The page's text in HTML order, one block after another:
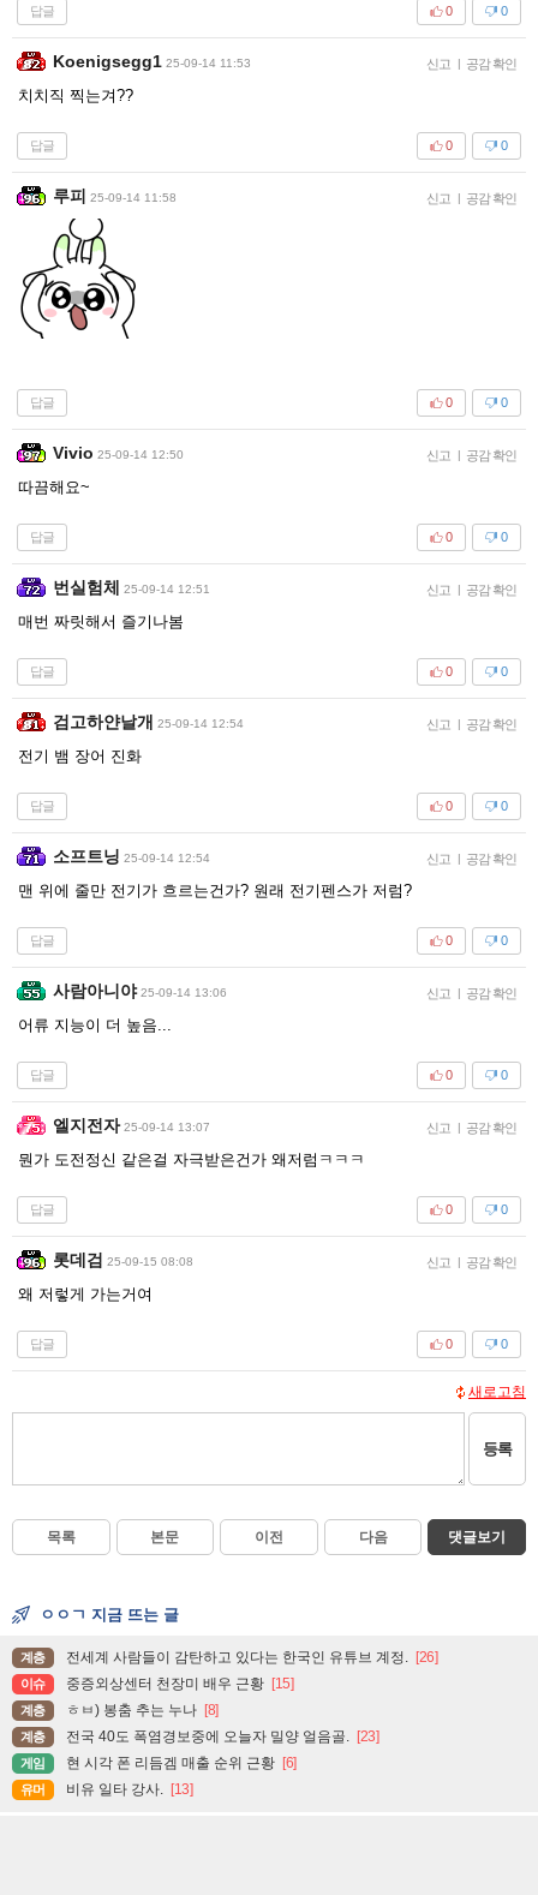
답글 0
0
Koenigsegg1 25-09-14 11:53 신고 | 공감 확인
치치직 찍는겨??
답글 0
0
루피 25-09-14 11:58 신고 | 공감 확인
답글 0
0
Vivio 25-09-14 12:50 신고 | 공감 확인
따끔해요~
답글 0
0
번실험체 25-09-14 12:51 신고 | 공감 확인
매번 짜릿해서 즐기나봄
답글 0
0
검고하얀날개 25-09-14 12:54 신고 | 공감 확인
전기 뱀 장어 진화
답글 0
0
소프트닝 25-09-14 12:54 신고 | 공감 확인
맨 위에 줄만 전기가 흐르는건가? 원래 전기펜스가 저럼?
답글 0
0
사람아니야 25-09-14 13:06 신고 | 공감 확인
어류 지능이 더 높음...
답글 0
0
엘지전자 25-09-14 13:07 신고 | 공감 확인
뭔가 도전정신 같은걸 자극받은건가 왜저럼ㅋㅋㅋ
답글 0
0
롯데검 25-09-15 08:08 신고 | 공감 확인
왜 저렇게 가는거여
답글 0
0
새로고침
등록
목록 본문 이전 다음 댓글보기
ㅇㅇㄱ 지금 뜨는 글
계층 전세계 사람들이 감탄하고 있다는 한국인 유튜브 계정. [26]
이슈 중증외상센터 천장미 배우 근황 [15]
계층 ㅎㅂ) 봉춤 추는 누나 [8]
계층 전국 40도 폭염경보중에 오늘자 밀양 얼음골. [23]
게임 현 시각 폰 리듬겜 매출 순위 근황 [6]
유머 비유 일타 강사. [13]